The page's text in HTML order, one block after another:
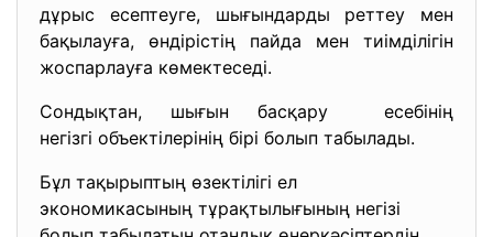
дұрыс есептеуге, шығындарды реттеу мен
бақылауға, өндірістің пайда мен тиімділігін
жоспарлауға көмектеседі.
Сондықтан, шығын басқару есебінің
негізгі объектілерінің бірі болып табылады.
Бұл тақырыптың өзектiлiгi ел
экономикасының тұрақтылығының негiзi